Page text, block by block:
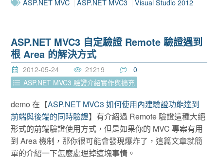
ASP.NET MVC ASP.NET MVC3 Visual Studio 2012
ASP.NET MVC3 自定驗證 Remote 驗證遇到
根 Area 的解決方式
2012-05-24 21219
0
ASP.NET MVC3 驗證介紹實作與擴充
demo 在【ASP.NET MVC3 如何使用內建驗證功能達到
前端與後端的同時驗證】有介紹過 Remote 驗證這種大絕
形式的前端驗證使用方式，但是如果你的 MVC 專案有用
到 Area 機制，那你很可能會發現爆炸了，這篇文章就簡
單的介紹一下怎麼處理掉這塊事情。